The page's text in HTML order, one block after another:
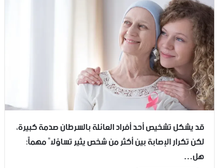
قد يشكل تشخيص أحد أفراد العائلة بالسرطان صدمة كبيرة،
لكن تكرار الإصابة بين أكثر من شخص يثير تساؤلاً مهماً:
هل…